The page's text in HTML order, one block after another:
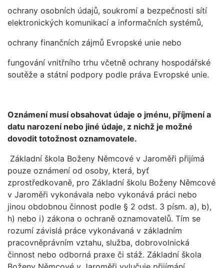
ochrany osobních údajů, soukromí a bezpečnosti sítí
elektronických komunikací a informačních systémů,
ochrany finančních zájmů Evropské unie nebo
fungování vnitřního trhu včetně ochrany hospodářské
soutěže a státní podpory podle práva Evropské unie.
Oznámení musí obsahovat údaje o jménu, příjmení a
datu narození nebo jiné údaje, z nichž je možné
dovodit totožnost oznamovatele.
Základní škola Boženy Němcové v Jaroměři přijímá
pouze oznámení od osoby, která, byť
zprostředkovaně, pro Základní školu Boženy Němcové
v Jaroměři vykonávala nebo vykonává práci nebo
jinou obdobnou činnost podle § 2 odst. 3 písm. a), b),
h) nebo i) zákona o ochraně oznamovatelů. Tím se
rozumí závislá práce vykonávaná v základním
pracovněprávním vztahu, služba, dobrovolnická
činnost nebo odborná praxe či stáž. Základní škola